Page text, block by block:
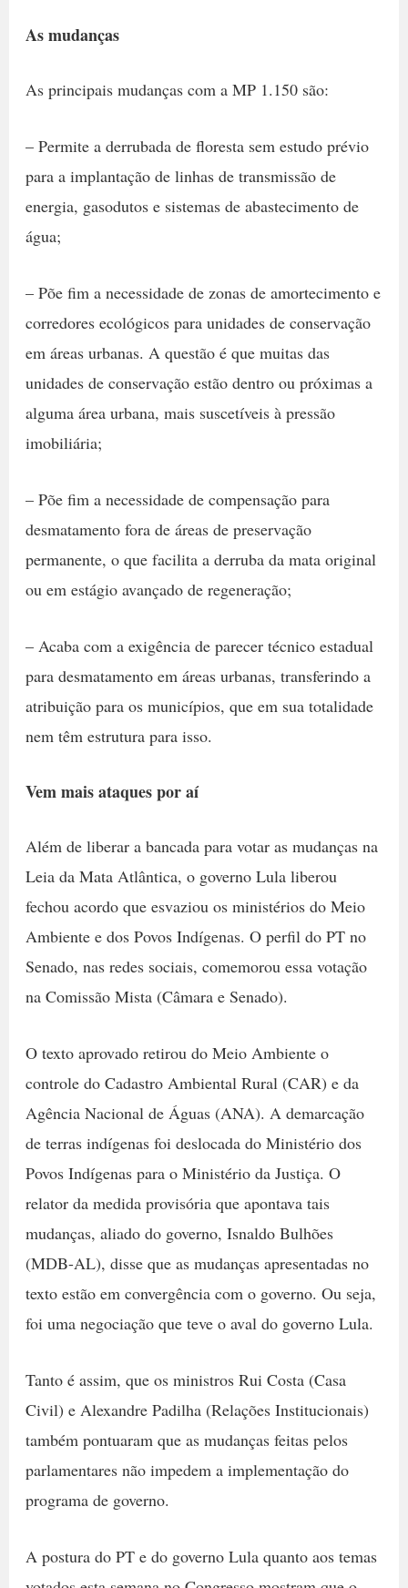
As mudanças
As principais mudanças com a MP 1.150 são:
– Permite a derrubada de floresta sem estudo prévio
para a implantação de linhas de transmissão de
energia, gasodutos e sistemas de abastecimento de
água;
– Põe fim a necessidade de zonas de amortecimento e
corredores ecológicos para unidades de conservação
em áreas urbanas. A questão é que muitas das
unidades de conservação estão dentro ou próximas a
alguma área urbana, mais suscetíveis à pressão
imobiliária;
– Põe fim a necessidade de compensação para
desmatamento fora de áreas de preservação
permanente, o que facilita a derruba da mata original
ou em estágio avançado de regeneração;
– Acaba com a exigência de parecer técnico estadual
para desmatamento em áreas urbanas, transferindo a
atribuição para os municípios, que em sua totalidade
nem têm estrutura para isso.
Vem mais ataques por aí
Além de liberar a bancada para votar as mudanças na
Leia da Mata Atlântica, o governo Lula liberou
fechou acordo que esvaziou os ministérios do Meio
Ambiente e dos Povos Indígenas. O perfil do PT no
Senado, nas redes sociais, comemorou essa votação
na Comissão Mista (Câmara e Senado).
O texto aprovado retirou do Meio Ambiente o
controle do Cadastro Ambiental Rural (CAR) e da
Agência Nacional de Águas (ANA). A demarcação
de terras indígenas foi deslocada do Ministério dos
Povos Indígenas para o Ministério da Justiça. O
relator da medida provisória que apontava tais
mudanças, aliado do governo, Isnaldo Bulhões
(MDB-AL), disse que as mudanças apresentadas no
texto estão em convergência com o governo. Ou seja,
foi uma negociação que teve o aval do governo Lula.
Tanto é assim, que os ministros Rui Costa (Casa
Civil) e Alexandre Padilha (Relações Institucionais)
também pontuaram que as mudanças feitas pelos
parlamentares não impedem a implementação do
programa de governo.
A postura do PT e do governo Lula quanto aos temas